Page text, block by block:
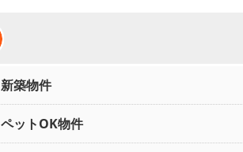
新築物件
ペットOK物件